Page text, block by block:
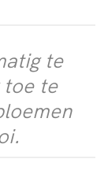
te
toe te